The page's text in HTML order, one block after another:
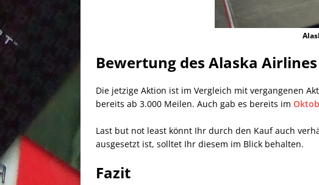
Bewertung des Alaska
Die jetzige Aktion ist im Vergleich mit vergangenen
bereits ab 3.000 Meilen. Auch gab es bereits im
Last but not least könnt Ihr durch den Kauf auch
ausgesetzt ist, solltet Ihr diesem im Blick behalten.
Fazit